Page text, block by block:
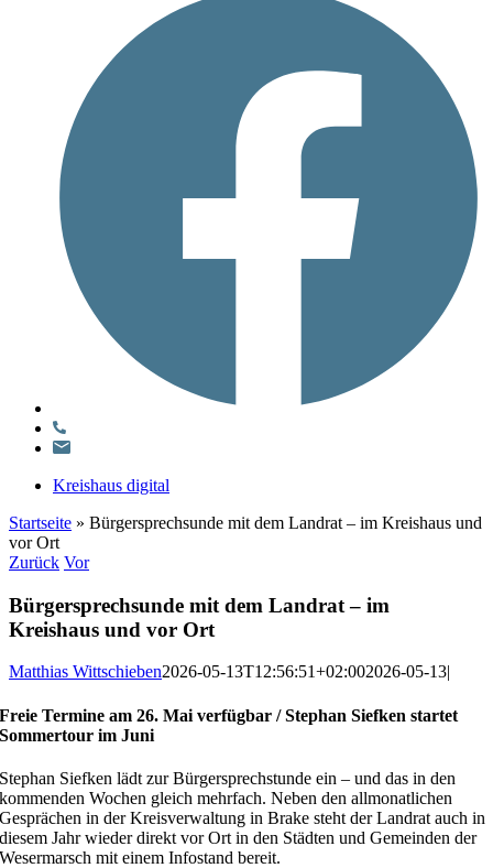
Kreishaus digital
Startseite » Bürgersprechsunde mit dem Landrat – im Kreishaus und
vor Ort
Zurück Vor
Bürgersprechsunde mit dem Landrat – im
Kreishaus und vor Ort
Matthias Wittschieben2026-05-13T12:56:51+02:002026-05-13|
Freie Termine am 26. Mai verfügbar / Stephan Siefken startet
Sommertour im Juni
Stephan Siefken lädt zur Bürgersprechstunde ein – und das in den
kommenden Wochen gleich mehrfach. Neben den allmonatlichen
Gesprächen in der Kreisverwaltung in Brake steht der Landrat auch in
diesem Jahr wieder direkt vor Ort in den Städten und Gemeinden der
Wesermarsch mit einem Infostand bereit.